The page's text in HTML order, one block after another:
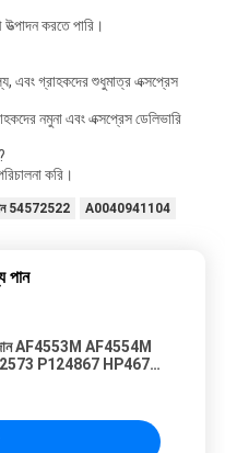
করতে পারি।
এবং গ্রাহকদের শুধুমাত্র এক্সপ্রেস
নমুনা এবং এক্সপ্রেস ডেলিভারি
করি।
54572522 A0040941104
পান
AF4553M AF4554M
P124867 HP467